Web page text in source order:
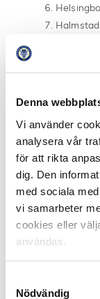
Denna
Vi använder
analysera vår
för att rikta
dig. Den
med sociala
vi samarbeter
cookies eller
användas.
Nödvändig
Läs mer om
Fakta Tipselit:
Tipselit är på
Föreningen
fotbollens
Dam, Svenska